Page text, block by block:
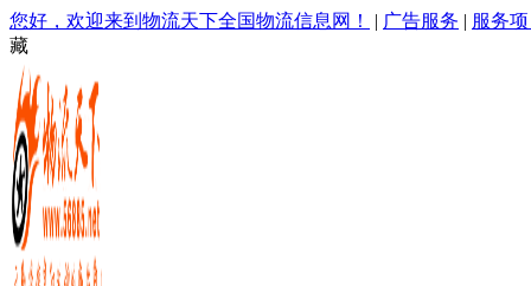
您好，欢迎来到物流天下全国物流信息网！ | 广告服务 | 服务
藏